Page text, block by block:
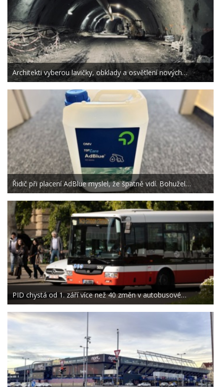
Architekti vyberou lavičky, obklady a osvětlení nových…
Řidič při placení AdBlue myslel, že špatně vidí. Bohužel…
PID chystá od 1. září více než 40 změn v autobusové…